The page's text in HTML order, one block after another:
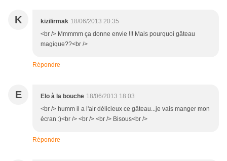
K kizilirmak 18/06/2013 20:35
<br /> Mmmmm ça donne envie !!! Mais pourquoi gâteau
magique??<br />
Répondre
E Elo à la bouche 18/06/2013 18:03
<br /> humm il a l'air délicieux ce gâteau...je vais manger mon
écran :)<br /> <br /> <br /> Bisous<br />
Répondre